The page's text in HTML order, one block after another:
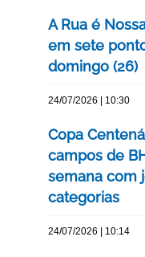
A Rua é
em sete
domingo (26)
24/07/2026 | 10:30
Copa
campos de
semana com
categorias
24/07/2026 | 10:14